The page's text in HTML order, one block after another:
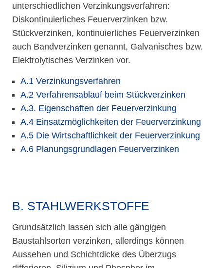
unterschiedlichen Verzinkungsverfahren:
Diskontinuierliches Feuerverzinken bzw.
Stückverzinken, kontinuierliches Feuerverzinken
auch Bandverzinken genannt, Galvanisches bzw.
Elektrolytisches Verzinken vor.
A.1 Verzinkungsverfahren
A.2 Verfahrensablauf beim Stückverzinken
A.3. Eigenschaften der Feuerverzinkung
A.4 Einsatzmöglichkeiten der Feuerverzinkung
A.5 Die Wirtschaftlichkeit der Feuerverzinkung
A.6 Planungsgrundlagen Feuerverzinken
B. STAHLWERKSTOFFE
Grundsätzlich lassen sich alle gängigen
Baustahlsorten verzinken, allerdings können
Aussehen und Schichtdicke des Überzugs